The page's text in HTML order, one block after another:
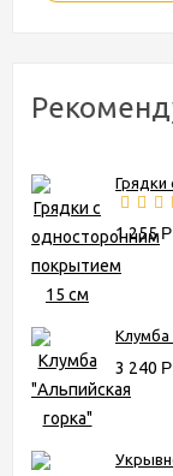
Грядки
1 255Р
Клумба
3 240 Р